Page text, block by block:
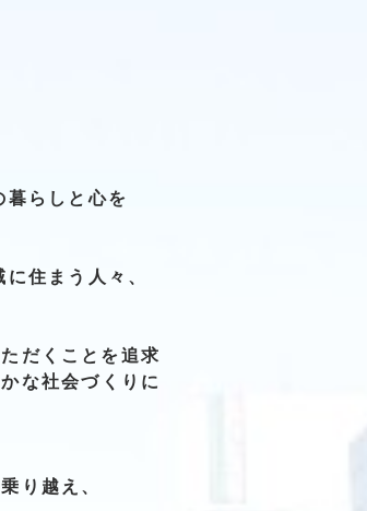
暮らしと心を
に住まう人々、
だくことを 追求
な社会づくりに
乗り越え、